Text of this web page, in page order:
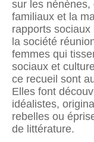
sur les
familiaux et la
rapports
la société
femmes qui
sociaux et
ce recueil sont
Elles font
idéalistes,
rebelles ou
de littérature.